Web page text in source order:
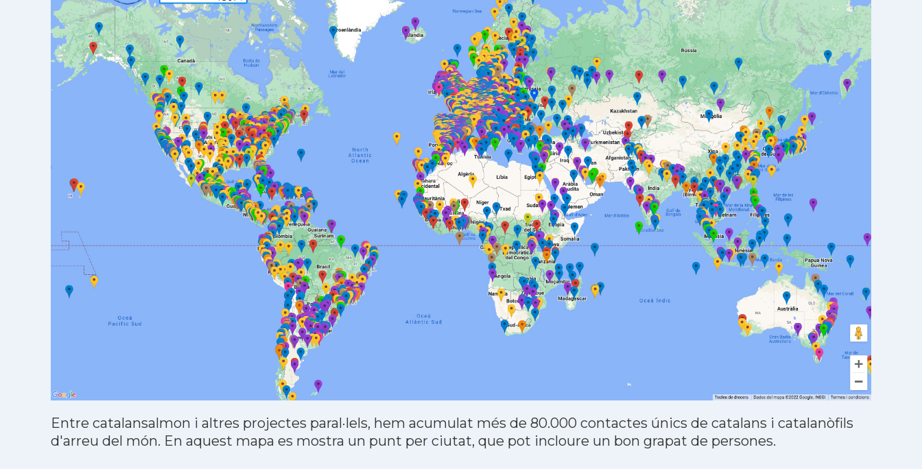
Entre catalansalmon i altres projectes paral·lels, hem acumulat més de 80.000 contactes únics de catalans i catalanòfils
d'arreu del món. En aquest mapa es mostra un punt per ciutat, que pot incloure un bon grapat de persones.